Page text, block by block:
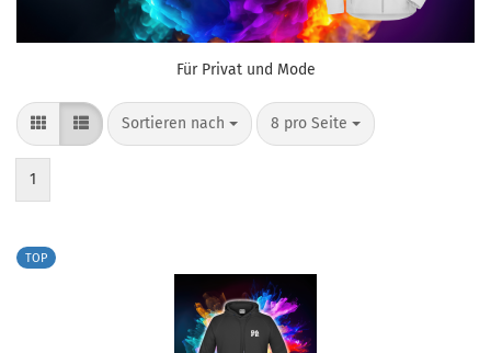
Für Privat und Mode
Sortieren nach
Sortieren nach 8 pro Seite
pro Seite
1
TOP